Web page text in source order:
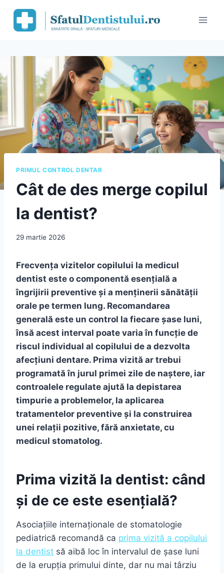
content
PRIMUL CONTROL DENTAR
Cât de des merge copilul
la dentist?
29 martie 2026
Frecvența vizitelor copilului la medicul
dentist este o componentă esențială a
îngrijirii preventive și a menținerii sănătății
orale pe termen lung. Recomandarea
generală este un control la fiecare șase luni,
însă acest interval poate varia în funcție de
riscul individual al copilului de a dezvolta
afecțiuni dentare. Prima vizită ar trebui
programată în jurul primei zile de naștere, iar
controalele regulate ajută la depistarea
timpurie a problemelor, la aplicarea
tratamentelor preventive și la construirea
unei relații pozitive, fără anxietate, cu
medicul stomatolog.
Prima vizită la dentist: când
și de ce este esențială?
Asociațiile internaționale de stomatologie
pediatrică recomandă ca prima vizită a copilului
la dentist să aibă loc în intervalul de șase luni
de la erupția primului dinte, dar nu mai târziu